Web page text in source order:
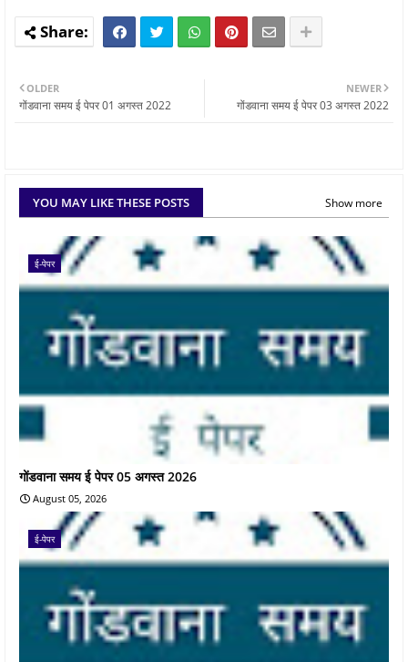
NEWER
गोंडवाना समय ई पेपर 03 अगस्त 2022
OLDER
गोंडवाना समय ई पेपर 01 अगस्त 2022
YOU MAY LIKE THESE POSTS Show more
ई-पेपर
गोंडवाना समय ई पेपर 05 अगस्त 2026
August 05, 2026
ई-पेपर